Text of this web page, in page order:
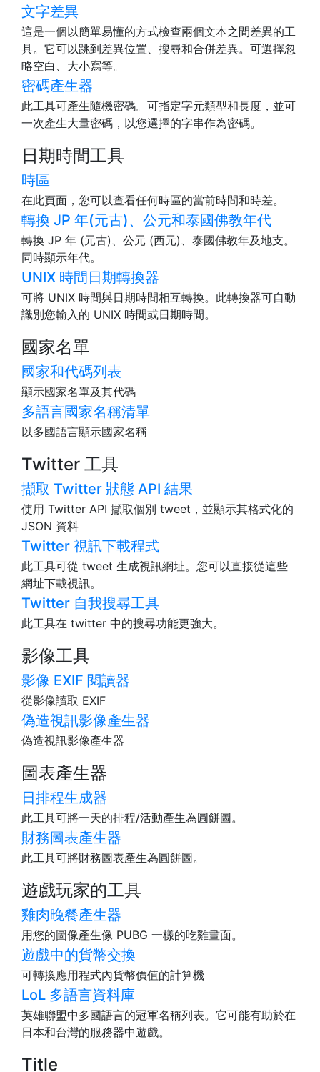
文字差異
這是一個以簡單易懂的方式檢查兩個文本之間差異的工
具。它可以跳到差異位置、搜尋和合併差異。可選擇忽
略空白、大小寫等。
密碼產生器
此工具可產生隨機密碼。可指定字元類型和長度，並可
一次產生大量密碼，以您選擇的字串作為密碼。
日期時間工具
時區
在此頁面，您可以查看任何時區的當前時間和時差。
轉換 JP 年(元古)、公元和泰國佛教年代
轉換 JP 年 (元古)、公元 (西元)、泰國佛教年及地支。
同時顯示年代。
UNIX 時間日期轉換器
可將 UNIX 時間與日期時間相互轉換。此轉換器可自動
識別您輸入的 UNIX 時間或日期時間。
國家名單
國家和代碼列表
顯示國家名單及其代碼
多語言國家名稱清單
以多國語言顯示國家名稱
Twitter 工具
擷取 Twitter 狀態 API 結果
使用 Twitter API 擷取個別 tweet，並顯示其格式化的
JSON 資料
Twitter 視訊下載程式
此工具可從 tweet 生成視訊網址。您可以直接從這些
網址下載視訊。
Twitter 自我搜尋工具
此工具在 twitter 中的搜尋功能更強大。
影像工具
影像 EXIF 閱讀器
從影像讀取 EXIF
偽造視訊影像產生器
偽造視訊影像產生器
圖表產生器
日排程生成器
此工具可將一天的排程/活動產生為圓餅圖。
財務圖表產生器
此工具可將財務圖表產生為圓餅圖。
遊戲玩家的工具
雞肉晚餐產生器
用您的圖像產生像 PUBG 一樣的吃雞畫面。
遊戲中的貨幣交換
可轉換應用程式內貨幣價值的計算機
LoL 多語言資料庫
英雄聯盟中多國語言的冠軍名稱列表。它可能有助於在
日本和台灣的服務器中遊戲。
Title